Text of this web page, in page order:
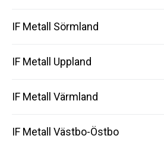
IF Metall Sörmland
IF Metall Uppland
IF Metall Värmland
IF Metall Västbo-Östbo